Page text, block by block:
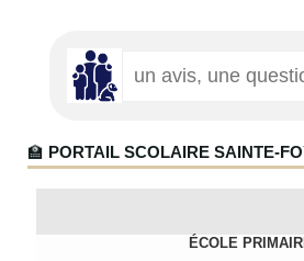
🏫 PORTAIL SCOLAIRE SAINTE-
ÉCOLE